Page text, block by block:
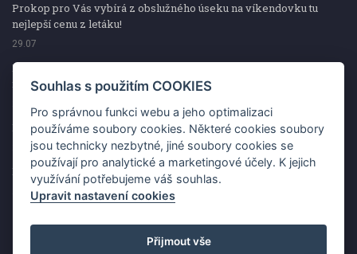
Prokop pro Vás vybírá z obslužného úseku na víkendovku tu
nejlepší cenu z letáku!
29.07
Prokop pro Vás vybírá z obslužného úseku na víkendovku tu
nejlepší cenu z letáku!
Kup špekáčky od Váhaly a vyhraj s naCOOPkou sekerku Fiskars
29.07
Prokop pro Vás vybírá na víkendovku ty nejlepší ceny z letáku!
29.07
Souhlas s použitím COOKIES
Pro správnou funkci webu a jeho optimalizaci
používáme soubory cookies. Některé cookies soubory
jsou technicky nezbytné, jiné soubory cookies se
používají pro analytické a marketingové účely. K jejich
využívání potřebujeme váš souhlas.
Upravit nastavení cookies
Přijmout vše